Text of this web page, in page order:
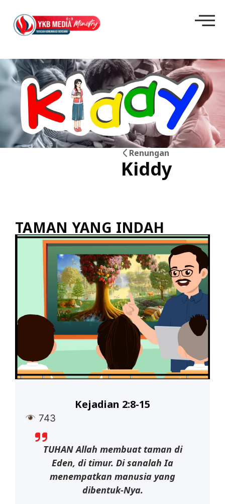
Renungan
Kiddy
TAMAN YANG INDAH
743
Kejadian 2:8-15
TUHAN Allah membuat taman di
Eden, di timur. Di sanalah Ia
menempatkan manusia yang
dibentuk-Nya.